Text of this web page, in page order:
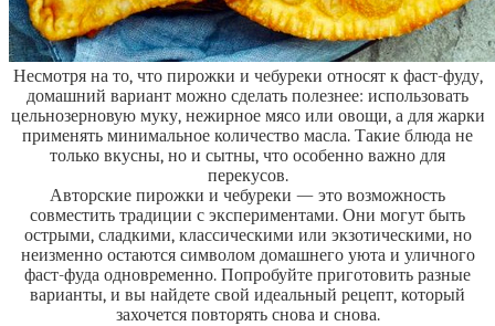
Несмотря на то, что пирожки и чебуреки относят к фаст-фуду,
домашний вариант можно сделать полезнее: использовать
цельнозерновую муку, нежирное мясо или овощи, а для жарки
применять минимальное количество масла. Такие блюда не
только вкусны, но и сытны, что особенно важно для
перекусов.
Авторские пирожки и чебуреки — это возможность
совместить традиции с экспериментами. Они могут быть
острыми, сладкими, классическими или экзотическими, но
неизменно остаются символом домашнего уюта и уличного
фаст-фуда одновременно. Попробуйте приготовить разные
варианты, и вы найдете свой идеальный рецепт, который
захочется повторять снова и снова.